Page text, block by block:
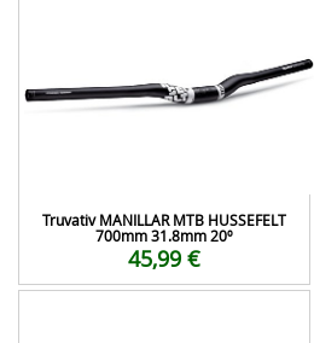
Truvativ MANILLAR MTB HUSSEFELT
700mm 31.8mm 20º
45,99 €